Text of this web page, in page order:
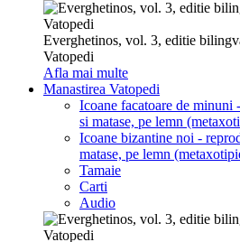
Everghetinos, vol. 3, editie
Vatopedi
Afla mai multe
Manastirea Vatopedi
Icoane facatoare de minuni
si matase, pe lemn
Icoane bizantine noi -
matase, pe lemn
Tamaie
Carti
Audio